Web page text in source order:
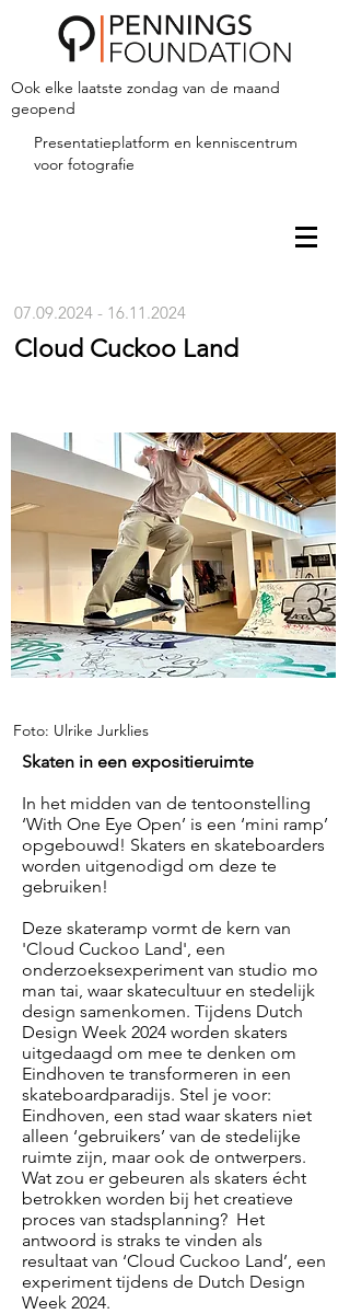
Ook elke laatste zondag van de maand
geopend
Presentatieplatform en kenniscentrum
voor fotografie
07.09.2024 - 16.11.2024
Cloud Cuckoo Land
Foto: Ulrike Jurklies
Skaten in een expositieruimte
In het midden van de tentoonstelling
‘With One Eye Open’ is een ‘mini ramp’
opgebouwd! Skaters en skateboarders
worden uitgenodigd om deze te
gebruiken!
Deze skateramp vormt de kern van
'Cloud Cuckoo Land', een
onderzoeksexperiment van studio mo
man tai, waar skatecultuur en stedelijk
design samenkomen. Tijdens Dutch
Design Week 2024 worden skaters
uitgedaagd om mee te denken om
Eindhoven te transformeren in een
skateboardparadijs. Stel je voor:
Eindhoven, een stad waar skaters niet
alleen ‘gebruikers’ van de stedelijke
ruimte zijn, maar ook de ontwerpers.
Wat zou er gebeuren als skaters écht
betrokken worden bij het creatieve
proces van stadsplanning? Het
antwoord is straks te vinden als
resultaat van ‘Cloud Cuckoo Land’, een
experiment tijdens de Dutch Design
Week 2024.